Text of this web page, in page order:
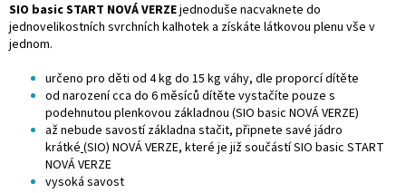
SIO basic START NOVÁ VERZEjednoduše nacvaknete do
jednovelikostních svrchních kalhotek a získáte látkovou plenu vše v
jednom.
určeno pro děti od 4 kg do 15 kg váhy, dle proporcí dítěte
od narození cca do 6 měsíců dítěte vystačíte pouze s
podehnutou plenkovou základnou (SIO basic NOVÁ VERZE)
až nebude savostí základna stačit, připnete savé jádro
krátké (SIO) NOVÁ VERZE, které je již součástí SIO basic START
NOVÁ VERZE
vysoká savost